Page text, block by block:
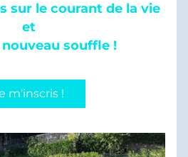
sur le courant de la vie
et
souffle !
m'inscris !